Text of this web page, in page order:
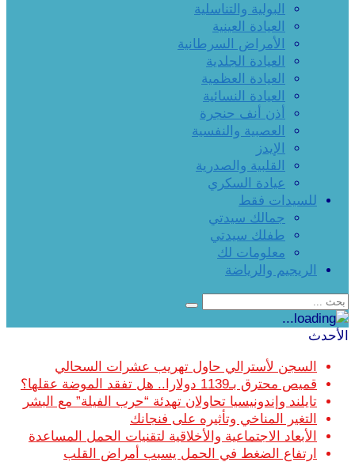
البولية والتناسلية
العيادة العينية
الأمراض السرطانية
العيادة الجلدية
العيادة العظمية
العيادة النسائية
أذن أنف حنجرة
العصبية والنفسية
الإيدز
القلبية والصدرية
عيادة السكري
للسيدات فقط
جمالك سيدتي
طفلك سيدتي
معلومات لك
الريجيم والرياضة
الأحدث
السجن لأسترالي حاول تهريب عشرات السحالي
قميص محترق بـ1139 دولارا.. هل تفقد الموضة عقلها؟
تايلند وإندونيسيا تحاولان تهدئة “حرب الفيلة” مع البشر
التغير المناخي وتأثيره على فنجانك
الأبعاد الاجتماعية والأخلاقية لتقنيات الحمل المساعدة
ارتفاع الضغط في الحمل يسبب أمراض القلب